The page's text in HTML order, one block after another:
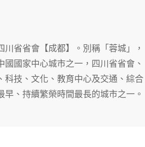
省省會【成都】。別稱「蓉城」，
國家中心城市之一，四川省省會、
技、文化、教育中心及交通、綜合
、持續繁榮時間最長的城市之一。